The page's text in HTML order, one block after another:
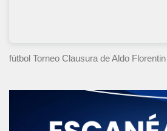
fútbol Torneo Clausura de Aldo Florentin